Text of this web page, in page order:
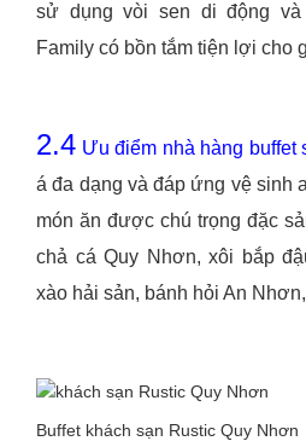
sử dụng vòi sen di động
Family có bồn tắm tiện lợi cho
2.4 Ưu điểm nhà hàng buffet
á đa dạng và đáp ứng vệ sinh
món ăn được chú trọng đặc
chả cá Quy Nhơn, xôi bắp
xào hải sản, bánh hỏi An
Buffet khách sạn Rustic Quy Nhơn